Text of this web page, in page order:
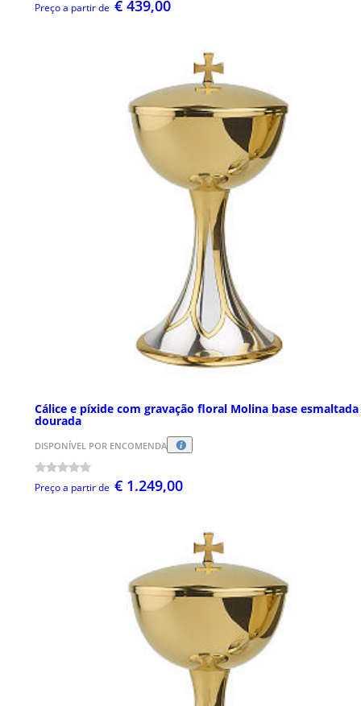
Preço a partir de € 439,00
Cálice e píxide com gravação floral Molina base esmaltada
dourada
DISPONÍVEL POR ENCOMENDA
Preço a partir de € 1.249,00